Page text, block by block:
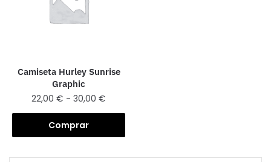
Camiseta Hurley Sunrise
Graphic
22,00€ - 30,00€
Comprar